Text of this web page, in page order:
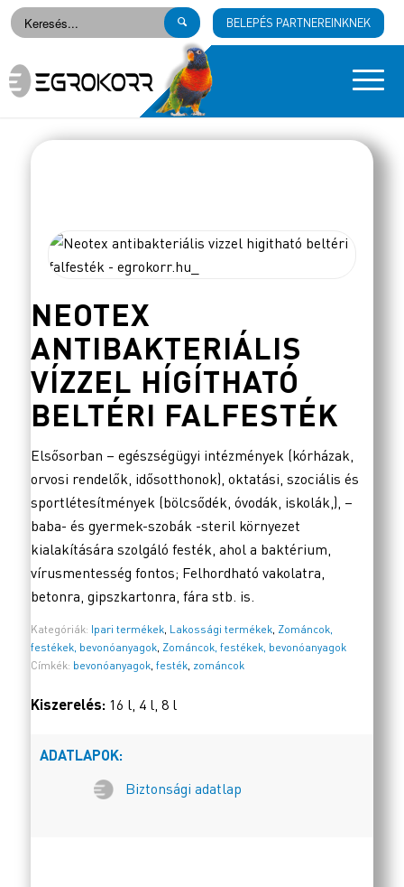
BELEPÉS PARTNEREINKNEK
NEOTEX
ANTIBAKTERIÁLIS
VÍZZEL HÍGÍTHATÓ
BELTÉRI FALFESTÉK
Elsősorban – egészségügyi intézmények (kórházak,
orvosi rendelők, idősotthonok), oktatási, szociális és
sportlétesítmények (bölcsődék, óvodák, iskolák,), –
baba- és gyermek-szobák -steril környezet
kialakítására szolgáló festék, ahol a baktérium,
vírusmentesség fontos; Felhordható vakolatra,
betonra, gipszkartonra, fára stb. is.
Kategóriák: Ipari termékek, Lakossági termékek, Zománcok,
festékek, bevonóanyagok, Zománcok, festékek, bevonóanyagok
Címkék: bevonóanyagok, festék, zománcok
Kiszerelés: 16 l, 4 l, 8 l
ADATLAPOK:
Biztonsági adatlap